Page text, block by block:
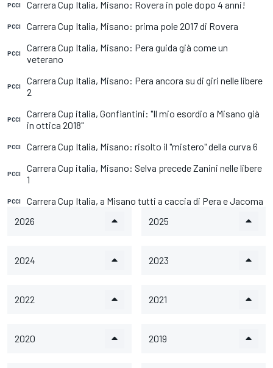
PCCI Carrera Cup Italia, Misano: Rovera in pole dopo 4 anni!
PCCI Carrera Cup Italia, Misano: prima pole 2017 di Rovera
PCCI
Carrera Cup Italia, Misano: Pera guida già come un
veterano
PCCI
Carrera Cup Italia, Misano: Pera ancora su di giri nelle libere
2
PCCI
Carrera Cup italia, Gonfiantini: "Il mio esordio a Misano già
in ottica 2018"
PCCI Carrera Cup Italia, Misano: risolto il "mistero" della curva 6
PCCI
Carrera Cup italia, Misano: Selva precede Zanini nelle libere
1
PCCI
Carrera Cup Italia, a Misano tutti a caccia di Pera e Jacoma
2026
2025
2024 2023
2022 2021
2020 2019